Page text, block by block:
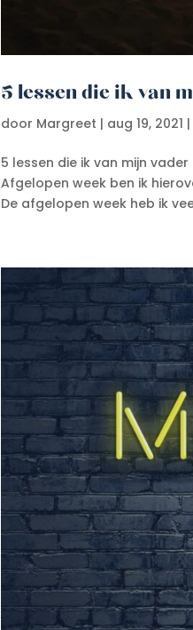
5 lessen die ik van
door Margreet | aug 19, 2021 |
5 lessen die ik van mijn
Afgelopen week ben ik
De afgelopen week heb ik